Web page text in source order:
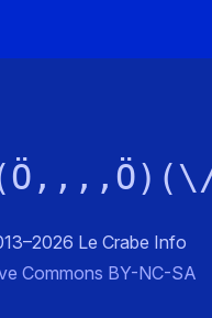
Le Crabe Info
Commons BY-NC-SA